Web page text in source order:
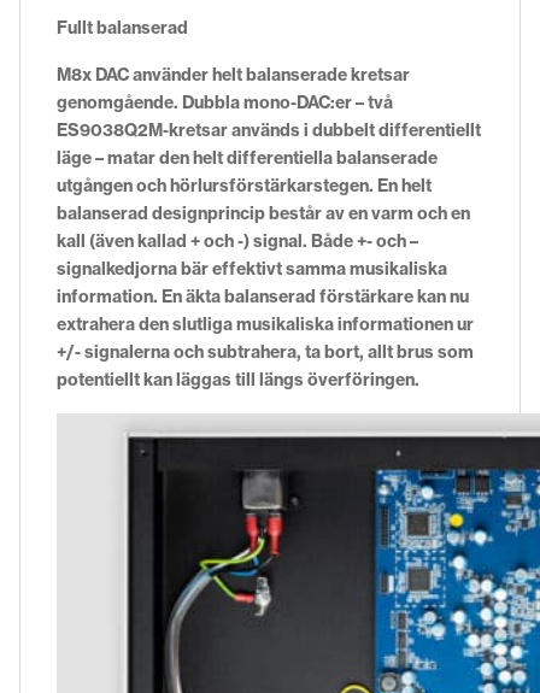
Fullt balanserad
M8x DAC använder helt balanserade kretsar
genomgående. Dubbla mono-DAC:er – två
ES9038Q2M-kretsar används i dubbelt differentiellt
läge – matar den helt differentiella balanserade
utgången och hörlursförstärkarstegen. En helt
balanserad designprincip består av en varm och en
kall (även kallad + och -) signal. Både +- och –
signalkedjorna bär effektivt samma musikaliska
information. En äkta balanserad förstärkare kan nu
extrahera den slutliga musikaliska informationen ur
+/- signalerna och subtrahera, ta bort, allt brus som
potentiellt kan läggas till längs överföringen.